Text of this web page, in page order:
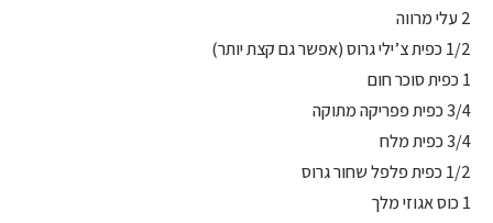
2 עלי מרווה
1/2 כפית צ’ילי גרוס (אפשר גם קצת יותר)
1 כפית סוכר חום
3/4 כפית פפריקה מתוקה
3/4 כפית מלח
1/2 כפית פלפל שחור גרוס
1 כוס אגוזי מלך